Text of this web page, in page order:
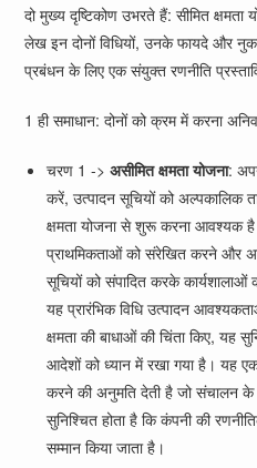
दो मुख्य दृष्टिकोण उभरते हैं: सीमित
लेख इन दोनों विधियों, उनके फायदे और
प्रबंधन के लिए एक संयुक्त रणनीति
1 ही समाधान: दोनों को क्रम में करना
चरण 1 ->असीमित क्षमता योजना:
करें, उत्पादन सूचियों को अल्पकालिक
क्षमता योजना से शुरू करना आवश्यक
प्राथमिकताओं को संरेखित करने और
सूचियों को संपादित करके कार्यशालाओं
यह प्रारंभिक विधि उत्पादन
क्षमता की बाधाओं की चिंता किए, यह
आदेशों को ध्यान में रखा गया है। यह एक
करने की अनुमति देती है जो संचालन
सुनिश्चित होता है कि कंपनी की
सम्मान किया जाता है।